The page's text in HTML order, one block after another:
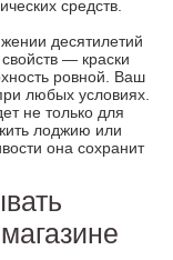
средств.
десятилетий
— краски
ровной. Ваш
любых условиях.
не только для
лоджию или
она сохранит